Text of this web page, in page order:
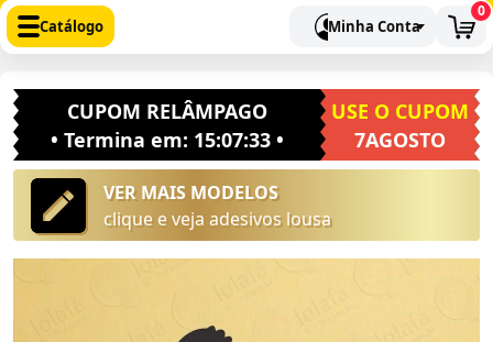
Catálogo Minha Conta
0
CUPOM RELÂMPAGO
• Termina em: 15:07:32•
USE O CUPOM
7AGOSTO
VER MAIS MODELOS
clique e veja adesivos lousa